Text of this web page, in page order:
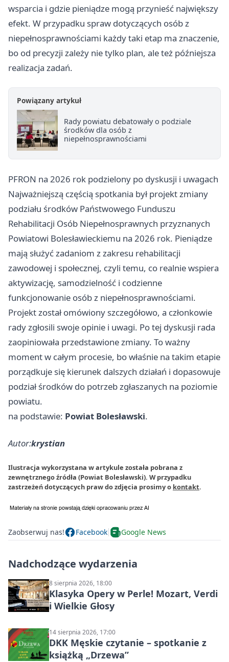
wsparcia i gdzie pieniądze mogą przynieść największy
efekt. W przypadku spraw dotyczących osób z
niepełnosprawnościami każdy taki etap ma znaczenie,
bo od precyzji zależy nie tylko plan, ale też późniejsza
realizacja zadań.
Powiązany artykuł
Rady powiatu debatowały o podziale
środków dla osób z
niepełnosprawnościami
PFRON na 2026 rok podzielony po dyskusji i uwagach
Najważniejszą częścią spotkania był projekt zmiany
podziału środków Państwowego Funduszu
Rehabilitacji Osób Niepełnosprawnych przyznanych
Powiatowi Bolesławieckiemu na 2026 rok. Pieniądze
mają służyć zadaniom z zakresu rehabilitacji
zawodowej i społecznej, czyli temu, co realnie wspiera
aktywizację, samodzielność i codzienne
funkcjonowanie osób z niepełnosprawnościami.
Projekt został omówiony szczegółowo, a członkowie
rady zgłosili swoje opinie i uwagi. Po tej dyskusji rada
zaopiniowała przedstawione zmiany. To ważny
moment w całym procesie, bo właśnie na takim etapie
porządkuje się kierunek dalszych działań i dopasowuje
podział środków do potrzeb zgłaszanych na poziomie
powiatu.
na podstawie: Powiat Bolesławski.
Autor:krystian
Ilustracja wykorzystana w artykule została pobrana z
zewnętrznego źródła (Powiat Bolesławski). W przypadku
zastrzeżeń dotyczących praw do zdjęcia prosimy o kontakt.
Zaobserwuj nas! Facebook Google News
Nadchodzące wydarzenia
8 sierpnia 2026, 18:00
Klasyka Opery w Perle! Mozart, Verdi
i Wielkie Głosy
14 sierpnia 2026, 17:00
DKK Męskie czytanie – spotkanie z
książką „Drzewa”